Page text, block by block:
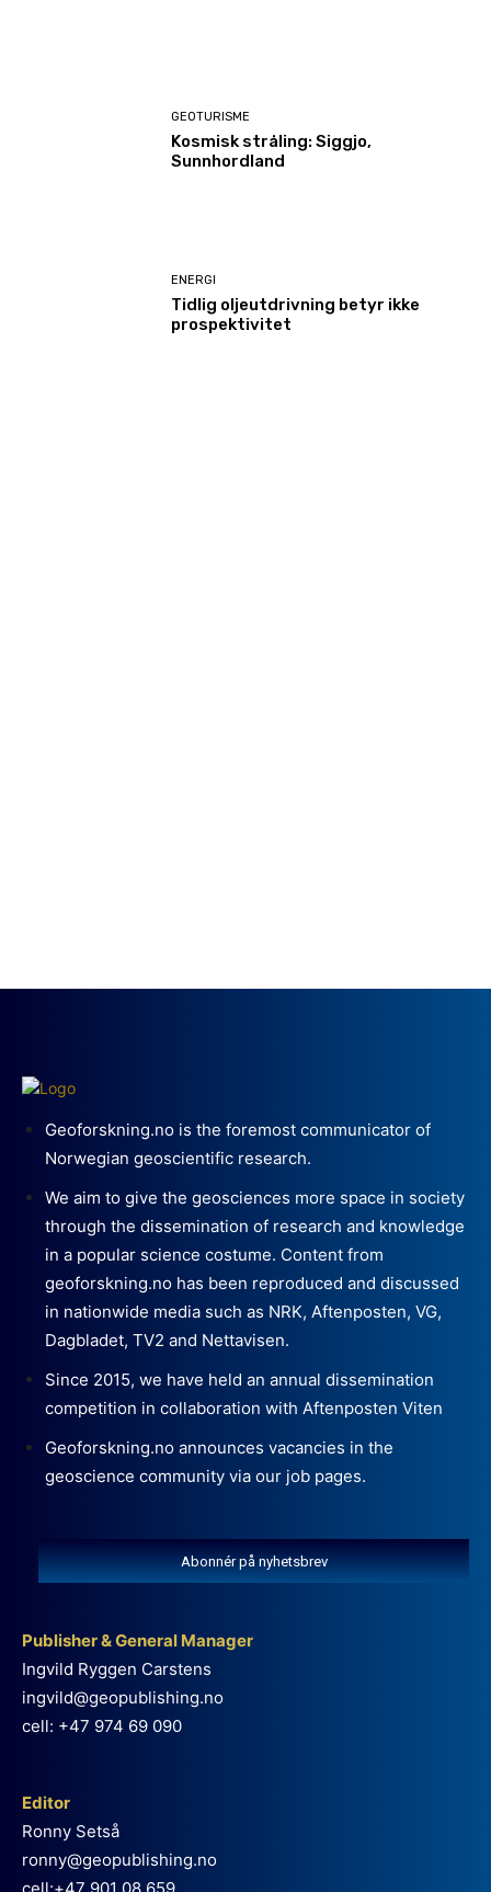
GEOTURISME
Kosmisk stråling: Siggjo,
Sunnhordland
ENERGI
Tidlig oljeutdrivning betyr ikke
prospektivitet
Geoforskning.no is the foremost communicator of
Norwegian geoscientific research.
We aim to give the geosciences more space in society
through the dissemination of research and knowledge
in a popular science costume. Content from
geoforskning.no has been reproduced and discussed
in nationwide media such as NRK, Aftenposten, VG,
Dagbladet, TV2 and Nettavisen.
Since 2015, we have held an annual dissemination
competition in collaboration with Aftenposten Viten
Geoforskning.no announces vacancies in the
geoscience community via our job pages.
Abonnér på nyhetsbrev
Publisher & General Manager
Ingvild Ryggen Carstens
ingvild@geopublishing.no
cell: +47 974 69 090
Editor
Ronny Setså
ronny@geopublishing.no